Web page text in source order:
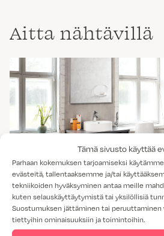
Tämä sivusto käyttää
Parhaan kokemuksen tarjoamiseksi
evästeitä, tallentaaksemme ja/tai
tekniikoiden hyväksyminen antaa meille
kuten selauskäyttäytymistä tai yksilöllisiä
Suostumuksen jättäminen tai peruuttaminen
tiettyihin ominaisuuksiin ja toimintoihin.
Aitta nähtävillä
AITTA HIILIPUU